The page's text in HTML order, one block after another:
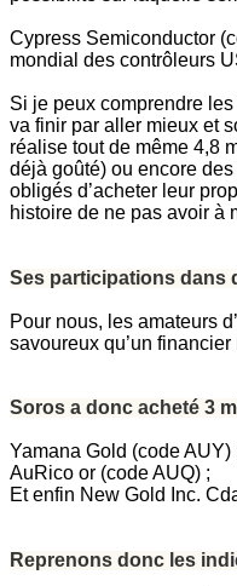
Cypress Semiconductor
mondial des contrôleurs
Si je peux comprendre
va finir par aller mieux et
réalise tout de même 4,8
déjà goûté) ou encore
obligés d’acheter leur
histoire de ne pas avoir à
Ses participations dans
Pour nous, les amateurs
savoureux qu’un
Soros a donc acheté 3
Yamana Gold (code AUY)
AuRico or (code AUQ) ;
Et enfin New Gold Inc.
Reprenons donc les